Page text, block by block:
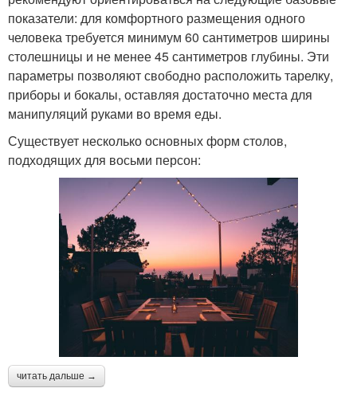
показатели: для комфортного размещения одного
человека требуется минимум 60 сантиметров ширины
столешницы и не менее 45 сантиметров глубины. Эти
параметры позволяют свободно расположить тарелку,
приборы и бокалы, оставляя достаточно места для
манипуляций руками во время еды.
Существует несколько основных форм столов,
подходящих для восьми персон:
читать дальше →